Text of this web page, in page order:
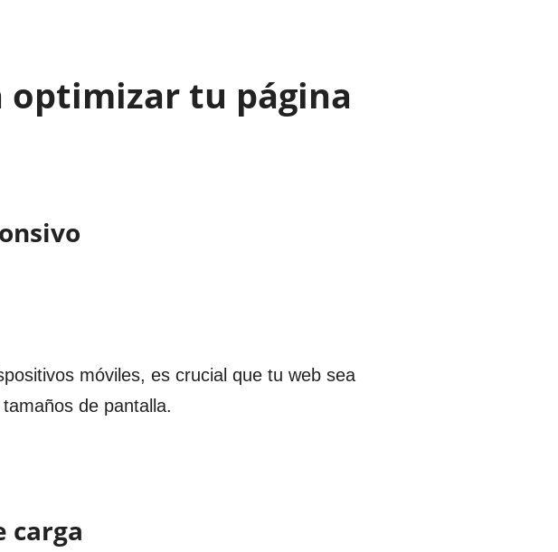
optimizar tu página
móviles, es crucial que tu web sea
de pantalla.
carga